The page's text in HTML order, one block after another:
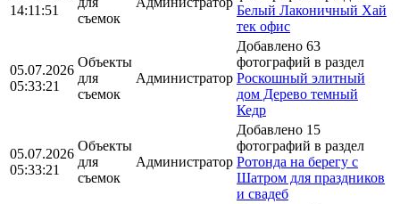
14:11:51
съемок
Белый Лаконичный Хай
тек офис
05.07.2026
05:33:21
Объекты
для
съемок
Администратор
Добавлено 63
фотографий в раздел
Роскошный элитный
дом Дерево темный
Кедр
05.07.2026
05:33:21
Объекты
для
съемок
Администратор
Добавлено 15
фотографий в раздел
Ротонда на берегу с
Шатром для праздников
и свадеб